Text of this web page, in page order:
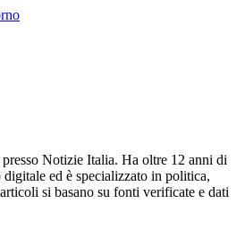
Notizie Italia. Ha oltre 12 anni di
ed è specializzato in politica,
si basano su fonti verificate e dati